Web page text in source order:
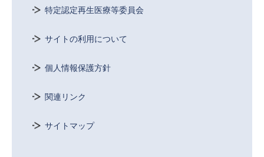
特定認定再生医療等委員会
サイトの利用について
個人情報保護方針
関連リンク
サイトマップ